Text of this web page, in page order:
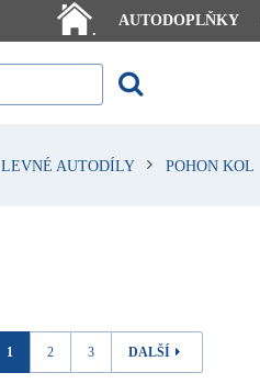
.
AUTODOPLŇKY
LEVNÉ AUTODÍLY POHON KOL
1 2 3 DALŠÍ